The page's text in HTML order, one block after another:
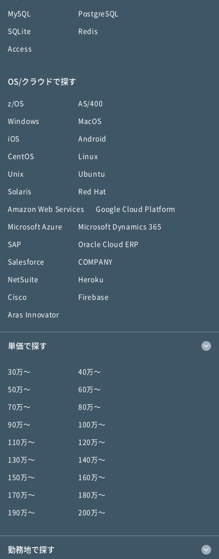
MySQL PostgreSQL
SQLite Redis
Access
OS/クラウドで探す
z/OS AS/400
Windows MacOS
iOS Android
CentOS Linux
Unix Ubuntu
Solaris Red Hat
Amazon Web Services Google Cloud Platform
Microsoft Azure Microsoft Dynamics 365
SAP Oracle Cloud ERP
Salesforce COMPANY
NetSuite Heroku
Cisco Firebase
Aras Innovator
単価で探す
30万〜 40万〜
50万〜 60万〜
70万〜 80万〜
90万〜 100万〜
110万〜 120万〜
130万〜 140万〜
150万〜 160万〜
170万〜 180万〜
190万〜 200万〜
勤務地で探す